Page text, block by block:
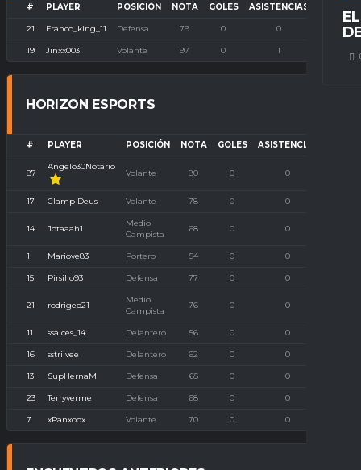
# PLAYER POSICIÓN NOTA GOLES ASISTENCIAS
21 Franco_king_11 Defensa 79 0 0 0
19 Jinxx003 Volante 97 0 1
HORIZON ESPORTS
# PLAYER POSICIÓN NOTA GOLES ASISTENCIAS
87
Angelo30Notario
Volante 80 0 0
17 Clamp Deus Volante 78 0 0
14 Jotaaah1
Medio
Campista
68 0 0
1 Mariove83 Portero 54 0 0
15 Pirsillo93 Defensa 77 0 0
21 rodrigeo21
Medio
Campista
76 0 0
11 ssalces_14 Delantero 56 0 0
16 sstriivee Delantero 62 0 0
13 SupHernaM Defensa 65 0 0
23 Terryverme Defensa 68 0 0
7 xPanxoox Volante 70 0 0